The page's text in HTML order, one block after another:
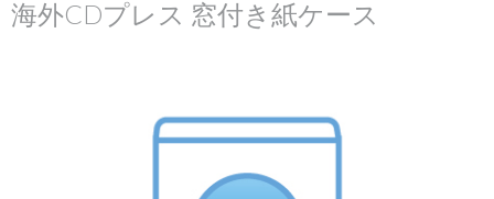
海外CDプレス 窓付き紙ケース